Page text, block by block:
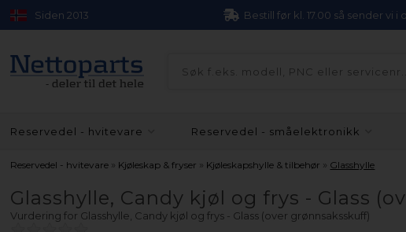
Siden 2013 Bestill før kl. 17.00 så sender vi i
Reservedel - hvitevare Reservedel - småelektronikk
Reservedel - hvitevare » Kjøleskap & fryser » Kjøleskapshylle & tilbehør » Glasshylle
Glasshylle, Candy kjøl og frys - Glass
Vurdering for Glasshylle, Candy kjøl og frys - Glass (over grønnsaksskuff)